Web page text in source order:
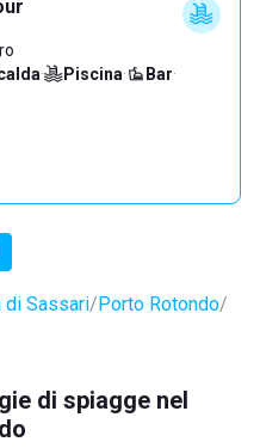
· Piscina· Bar·
di Sassari Porto Rotondo
di spiagge nel